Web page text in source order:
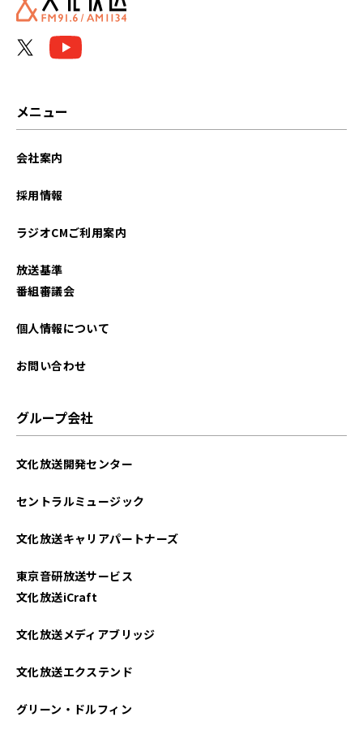
2025年09月
2025年06月
2025年01月
2024年12月
2024年11月
メニュー
会社案内
採用情報
ラジオCMご利用案内
放送基準
番組審議会
個人情報について
お問い合わせ
グループ会社
文化放送開発センター
セントラルミュージック
文化放送キャリアパートナーズ
東京音研放送サービス
文化放送iCraft
文化放送メディアブリッジ
文化放送エクステンド
グリーン・ドルフィン